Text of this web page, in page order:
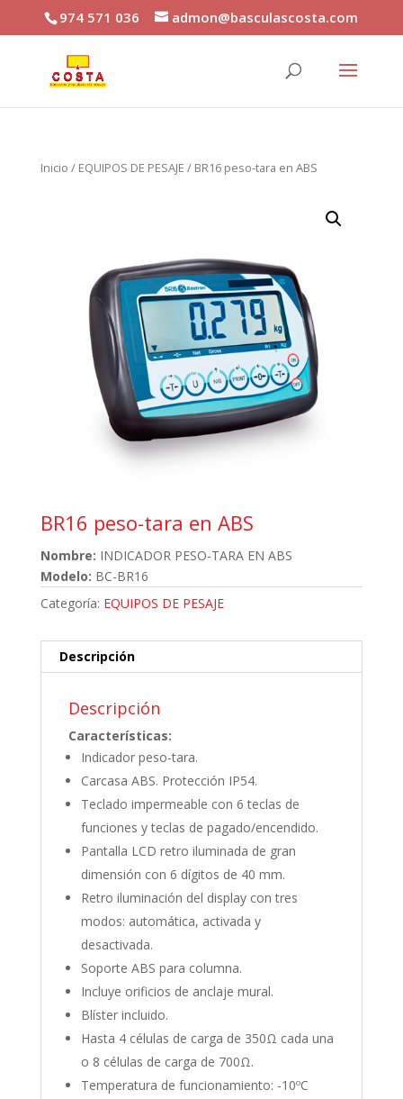
974 571 036 admon@basculascosta.com
Inicio / EQUIPOS DE PESAJE / BR16 peso-tara en ABS
BR16 peso-tara en ABS
Nombre: INDICADOR PESO-TARA EN ABS
Modelo: BC-BR16
Categoría: EQUIPOS DE PESAJE
Descripción
Descripción
Características:
Indicador peso-tara.
Carcasa ABS. Protección IP54.
Teclado impermeable con 6 teclas de
funciones y teclas de pagado/encendido.
Pantalla LCD retro iluminada de gran
dimensión con 6 dígitos de 40 mm.
Retro iluminación del display con tres
modos: automática, activada y
desactivada.
Soporte ABS para columna.
Incluye orificios de anclaje mural.
Blíster incluido.
Hasta 4 células de carga de 350Ω cada una
o 8 células de carga de 700Ω.
Temperatura de funcionamiento: -10ºC